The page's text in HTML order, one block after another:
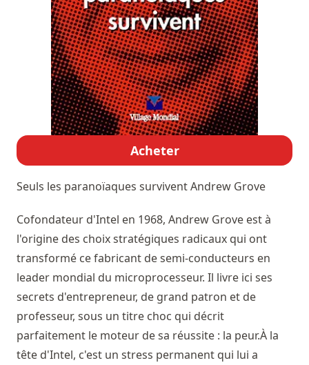
Acheter
Seuls les paranoïaques surviventAndrew Grove
Cofondateur d'Intel en 1968, Andrew Grove est à
l'origine des choix stratégiques radicaux qui ont
transformé ce fabricant de semi-conducteurs en
leader mondial du microprocesseur. Il livre ici ses
secrets d'entrepreneur, de grand patron et de
professeur, sous un titre choc qui décrit
parfaitement le moteur de sa réussite : la peur.À la
tête d'Intel, c'est un stress permanent qui lui a